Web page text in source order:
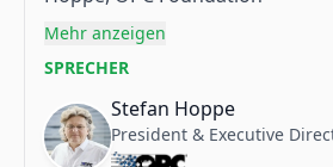
Mehr anzeigen
SPRECHER
Stefan Hoppe
President & Executive